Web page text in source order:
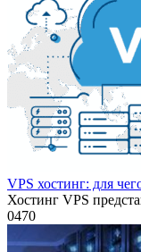
VPS хостинг: для
Хостинг VPS
0470